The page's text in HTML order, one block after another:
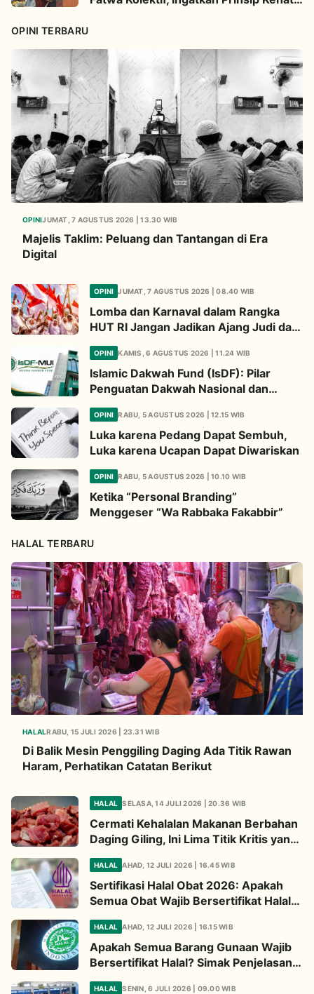
OPINI TERBARU
OPINIJUMAT, 7 AGUSTUS 2026 | 13.30 WIB
Majelis Taklim: Peluang dan Tantangan di Era
Digital
OPINI JUMAT, 7 AGUSTUS 2026 | 08.40 WIB
Lomba dan Karnaval dalam Rangka
HUT RI Jangan Jadikan Ajang Judi dan
OPINI KAMIS, 6 AGUSTUS 2026 | 11.24 WIB
Islamic Dakwah Fund (IsDF): Pilar
Penguatan Dakwah Nasional dan
OPINI RABU, 5 AGUSTUS 2026 | 12.15 WIB
Luka karena Pedang Dapat Sembuh,
Luka karena Ucapan Dapat Diwariskan
OPINI RABU, 5 AGUSTUS 2026 | 10.10 WIB
Ketika “Personal Branding”
Menggeser “Wa Rabbaka Fakabbir”
HALAL TERBARU
HALALRABU, 15 JULI 2026 | 23.31 WIB
Di Balik Mesin Penggiling Daging Ada Titik Rawan
Haram, Perhatikan Catatan Berikut
HALAL SELASA, 14 JULI 2026 | 20.36 WIB
Cermati Kehalalan Makanan Berbahan
Daging Giling, Ini Lima Titik Kritis yang
Wajib Diperhatikan
HALAL AHAD, 12 JULI 2026 | 16.45 WIB
Sertifikasi Halal Obat 2026: Apakah
Semua Obat Wajib Bersertifikat Halal?
Begini Penjelasannya
HALAL AHAD, 12 JULI 2026 | 16.15 WIB
Apakah Semua Barang Gunaan Wajib
Bersertifikat Halal? Simak Penjelasan
Ini
HALAL SENIN, 6 JULI 2026 | 09.00 WIB